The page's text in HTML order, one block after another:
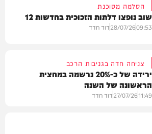
הסלמה מסוכנת
שוב נופצו דלתות הזכוכית בחדשות 12
09:53
28/07/26דוד חדד
צניחה חדה בגניבות הרכב
ירידה של כ-20% נרשמה במחצית
הראשונה של השנה
11:49
27/07/26דוד חדד